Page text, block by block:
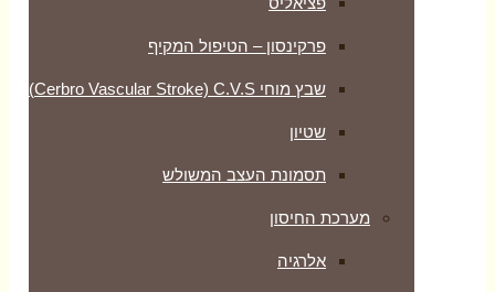
פרקינסון – הטיפול המקיף
שבץ מוחי Cerbro Vascular Stroke) C.V.S)
שטיון
תסמונת העצב המשולש
מערכת החיסון
אלרגיה